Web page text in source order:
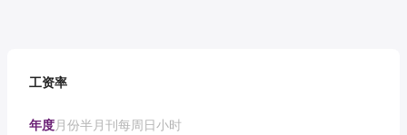
工资率
年度月份半月刊每周日小时